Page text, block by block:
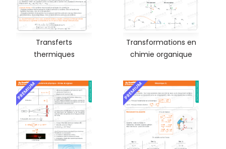
Transferts
thermiques
Transformations en
chimie organique
PREMIUM PREMIUM